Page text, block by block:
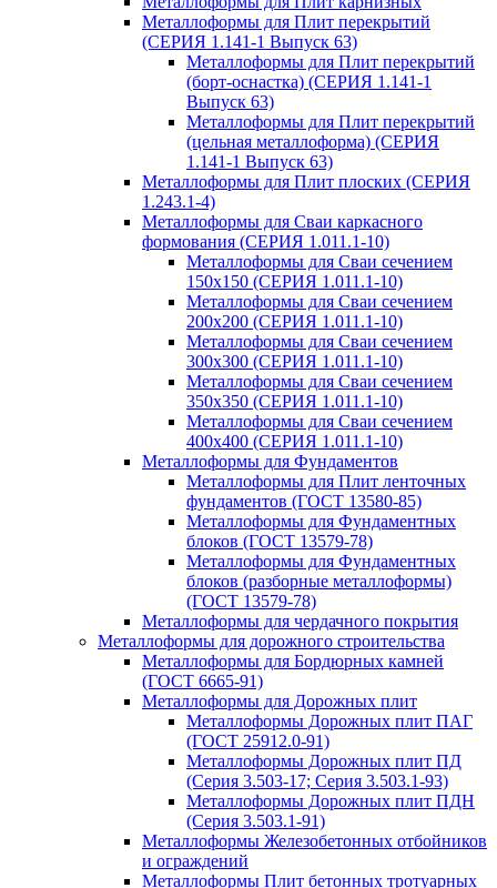
Металлоформы для Плит перекрытий
(СЕРИЯ 1.141-1 Выпуск 63)
Металлоформы для Плит перекрытий
(борт-оснастка) (СЕРИЯ 1.141-1
Выпуск 63)
Металлоформы для Плит перекрытий
(цельная металлоформа) (СЕРИЯ
1.141-1 Выпуск 63)
Металлоформы для Плит плоских (СЕРИЯ
1.243.1-4)
Металлоформы для Сваи каркасного
формования (СЕРИЯ 1.011.1-10)
Металлоформы для Сваи сечением
150х150 (СЕРИЯ 1.011.1-10)
Металлоформы для Сваи сечением
200х200 (СЕРИЯ 1.011.1-10)
Металлоформы для Сваи сечением
300х300 (СЕРИЯ 1.011.1-10)
Металлоформы для Сваи сечением
350х350 (СЕРИЯ 1.011.1-10)
Металлоформы для Сваи сечением
400х400 (СЕРИЯ 1.011.1-10)
Металлоформы для Фундаментов
Металлоформы для Плит ленточных
фундаментов (ГОСТ 13580-85)
Металлоформы для Фундаментных
блоков (ГОСТ 13579-78)
Металлоформы для Фундаментных
блоков (разборные металлоформы)
(ГОСТ 13579-78)
Металлоформы для чердачного покрытия
Металлоформы для дорожного строительства
Металлоформы для Бордюрных камней
(ГОСТ 6665-91)
Металлоформы для Дорожных плит
Металлоформы Дорожных плит ПАГ
(ГОСТ 25912.0-91)
Металлоформы Дорожных плит ПД
(Серия 3.503-17; Серия 3.503.1-93)
Металлоформы Дорожных плит ПДН
(Серия 3.503.1-91)
Металлоформы Железобетонных отбойников
и ограждений
Металлоформы Плит бетонных тротуарных